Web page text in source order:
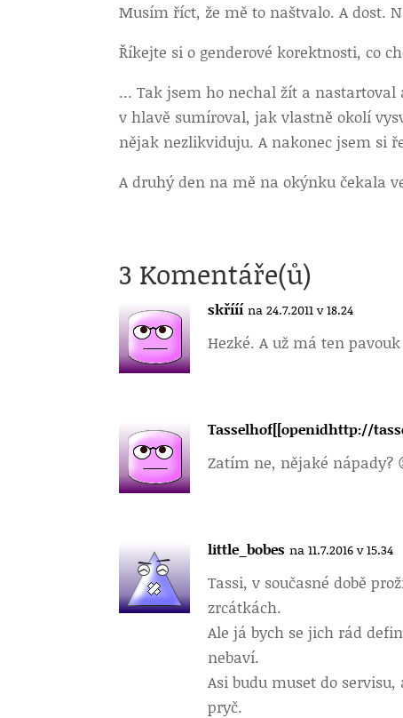
Musím říct, že mě to naštvalo. A dost.
Říkejte si o genderové korektnosti, co
… Tak jsem ho nechal žít a
v hlavě sumíroval, jak vlastně okolí
nějak nezlikviduju. A nakonec jsem si
A druhý den na mě na okýnku čekala
3 Komentáře(ů)
skřííí na 24.7.2011 v 18.24
Hezké. A už má ten
Tasselhof[[openidhttp://
Zatím ne, nějaké nápady?
little_bobes na 11.7.2016 v 15.34
Tassi, v současné době
zrcátkách.
Ale já bych se jich rád
nebaví.
Asi budu muset do
pryč.